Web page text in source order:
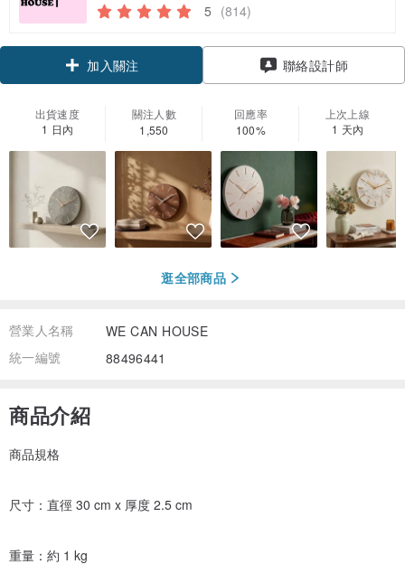
5 (814)
加入關注 聯絡設計師
出貨速度
1 日內
關注人數
1,550
回應率
100%
上次上線
1 天內
逛全部商品
營業人名稱
WE CAN HOUSE
統一編號
88496441
商品介紹
商品規格
尺寸：直徑 30 cm x 厚度 2.5 cm
重量：約 1 kg